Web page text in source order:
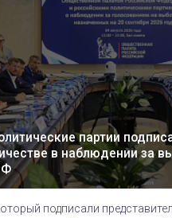
партии
в наблюдении за
подписали